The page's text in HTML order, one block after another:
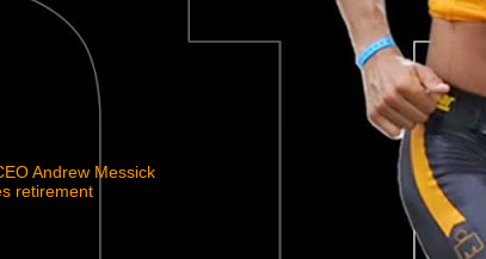
Andrew Messick
retirement